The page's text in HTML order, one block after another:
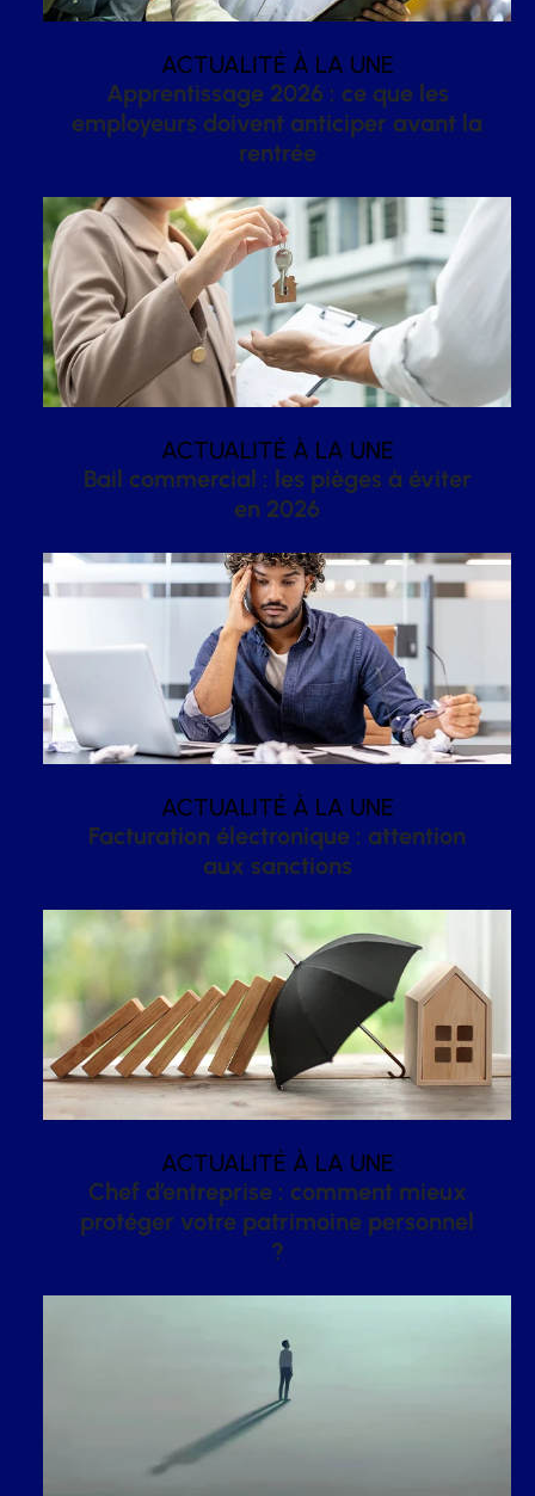
ACTUALITÉ À LA UNE
Apprentissage 2026 : ce que les
employeurs doivent anticiper avant la
rentrée
ACTUALITÉ À LA UNE
Bail commercial : les pièges à éviter
en 2026
ACTUALITÉ À LA UNE
Facturation électronique : attention
aux sanctions
ACTUALITÉ À LA UNE
Chef d’entreprise : comment mieux
protéger votre patrimoine personnel
?